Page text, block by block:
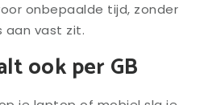
onbepaalde tijd, zonder
vast zit.
ook per GB